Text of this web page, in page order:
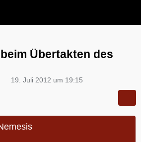
Übertakten des
19. Juli 2012 um 19:15